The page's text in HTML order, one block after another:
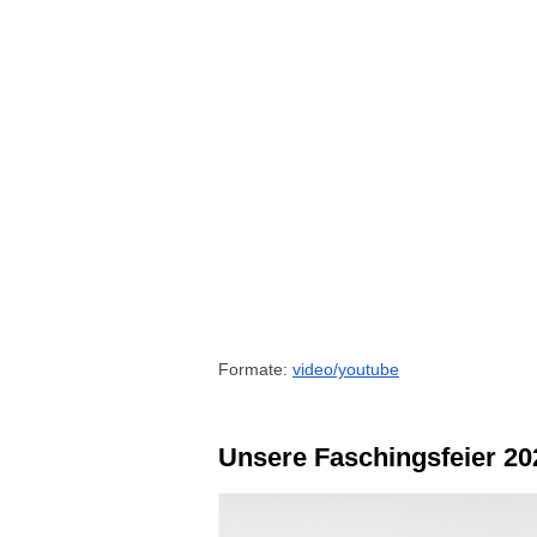
Formate: video/youtube
Unsere Faschingsfeier